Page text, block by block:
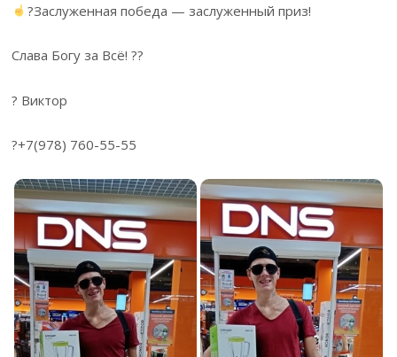
?Заслуженная победа — заслуженный приз!
Слава Богу за Всё! ??
? Виктор
?+7(978) 760-55-55